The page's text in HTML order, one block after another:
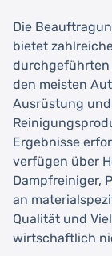
Die
bietet
durchgeführten
den meisten
Ausrüstung
Ergebnisse
verfügen über
Dampfreiniger,
an
Qualität und
wirtschaftlich